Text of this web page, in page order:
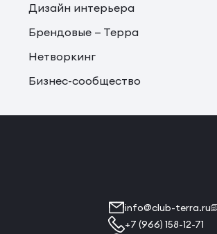
Дизайн интерьера
Брендовые — Терра
Нетворкинг
Бизнес-сообщество
info@club-terra.ru
+7 (966) 158-12-71